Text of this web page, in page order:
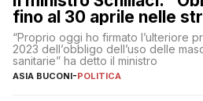
fino al 30 aprile nelle
“Proprio oggi ho firmato l’ulteriore
2023 dell’obbligo dell’uso delle
sanitarie” ha detto il ministro
ASIA BUCONI-POLITICA